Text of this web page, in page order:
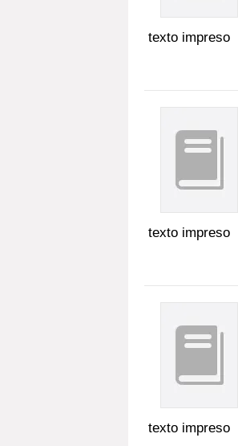
texto impreso
texto impreso
texto impreso